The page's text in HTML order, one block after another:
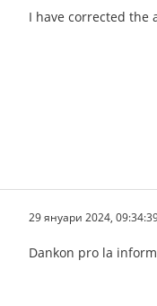
I have corrected the
29 януари 2024,
Dankon pro la